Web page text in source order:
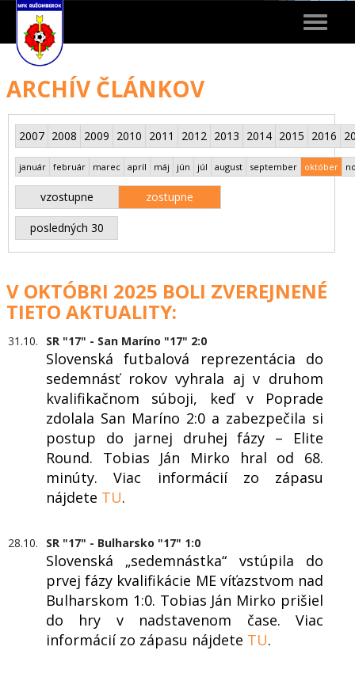
Toggle
ARCHÍV ČLÁNKOV
2007 2008 2009 2010 2011 2012 2013 2014 2015 2016
január február marec apríl máj jún júl august september október
vzostupne zostupne
posledných 30
V OKTÓBRI 2025 BOLI ZVEREJNENÉ
TIETO AKTUALITY:
31.10. SR "17" - San Maríno "17" 2:0
Slovenská futbalová reprezentácia do
sedemnásť rokov vyhrala aj v druhom
kvalifikačnom súboji, keď v Poprade
zdolala San Maríno 2:0 a zabezpečila si
postup do jarnej druhej fázy – Elite
Round. Tobias Ján Mirko hral od 68.
minúty. Viac informácií zo zápasu
nájdete TU.
28.10. SR "17" - Bulharsko "17" 1:0
Slovenská „sedemnástka“ vstúpila do
prvej fázy kvalifikácie ME víťazstvom nad
Bulharskom 1:0. Tobias Ján Mirko prišiel
do hry v nadstavenom čase. Viac
informácií zo zápasu nájdete TU.